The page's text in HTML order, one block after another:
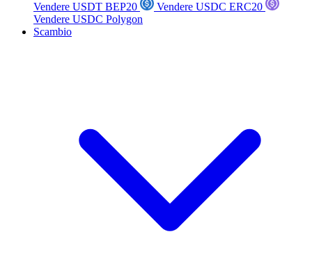
Vendere USDT BEP20
Vendere USDC ERC20
Vendere USDC Polygon
Scambio